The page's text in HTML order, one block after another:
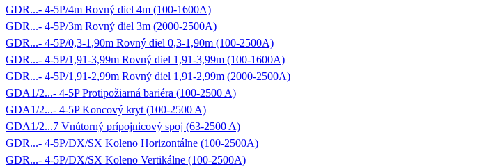
GDR...- 4-5P/4m Rovný diel 4m (100-1600A)
GDR...- 4-5P/3m Rovný diel 3m (2000-2500A)
GDR...- 4-5P/0,3-1,90m Rovný diel 0,3-1,90m (100-2500A)
GDR...- 4-5P/1,91-3,99m Rovný diel 1,91-3,99m (100-1600A)
GDR...- 4-5P/1,91-2,99m Rovný diel 1,91-2,99m (2000-2500A)
GDA1/2...- 4-5P Protipožiarná bariéra (100-2500 A)
GDA1/2...- 4-5P Koncový kryt (100-2500 A)
GDA1/2...7 Vnútorný prípojnicový spoj (63-2500 A)
GDR...- 4-5P/DX/SX Koleno Horizontálne (100-2500A)
GDR...- 4-5P/DX/SX Koleno Vertikálne (100-2500A)